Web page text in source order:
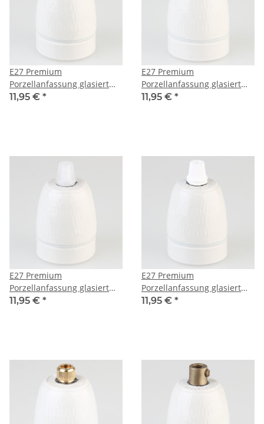
E27 Premium
Porzellanfassung glasiert
mit Kabel Rändel
11,95 € *
E27 Premium
Porzellanfassung glasiert
mit Kabel Rändel
11,95 € *
E27 Premium
Porzellanfassung glasiert
mit Kabel Rändel
11,95 € *
E27 Premium
Porzellanfassung glasiert
mit Kabel Rändel
11,95 € *